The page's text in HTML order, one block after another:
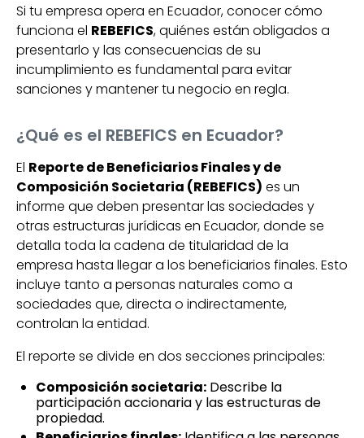
Si tu empresa opera en Ecuador, conocer cómo
funciona el REBEFICS, quiénes están obligados a
presentarlo y las consecuencias de su
incumplimiento es fundamental para evitar
sanciones y mantener tu negocio en regla.
¿Qué es el REBEFICS en Ecuador?
El Reporte de Beneficiarios Finales y de
Composición Societaria (REBEFICS) es un
informe que deben presentar las sociedades y
otras estructuras jurídicas en Ecuador, donde se
detalla toda la cadena de titularidad de la
empresa hasta llegar a los beneficiarios finales. Esto
incluye tanto a personas naturales como a
sociedades que, directa o indirectamente,
controlan la entidad.
El reporte se divide en dos secciones principales:
Composición societaria: Describe la
participación accionaria y las estructuras de
propiedad.